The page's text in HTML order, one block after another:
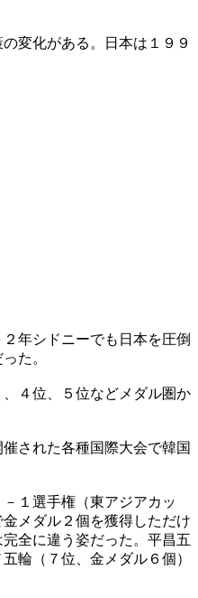
変化がある。日本は１９９
年シドニーでも日本を圧倒
た。
４位、５位などメダル圏か
された各種国際大会で韓国
１選手権（東アジアカッ
メダル２個を獲得しただけ
全に違う姿だった。平昌五
輪（７位、金メダル６個）